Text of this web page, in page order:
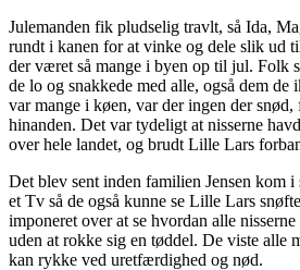
Julemanden fik pludselig travlt, så Ida,
rundt i kanen for at vinke og dele slik ud
der været så mange i byen op til jul. Folk
de lo og snakkede med alle, også dem de
var mange i køen, var der ingen der
hinanden. Det var tydeligt at nisserne
over hele landet, og brudt Lille Lars
Det blev sent inden familien Jensen kom
et Tv så de også kunne se Lille Lars
imponeret over at se hvordan alle
uden at rokke sig en tøddel. De viste alle
kan rykke ved uretfærdighed og nød.